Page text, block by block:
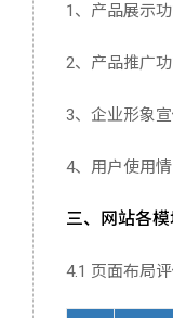
1、产品展示
2、产品推广
3、企业形象
4、用户使用
三、网站各
4.1 页面布局